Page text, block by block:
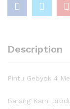
Description
Pintu Gebyok 4
Barang Kami